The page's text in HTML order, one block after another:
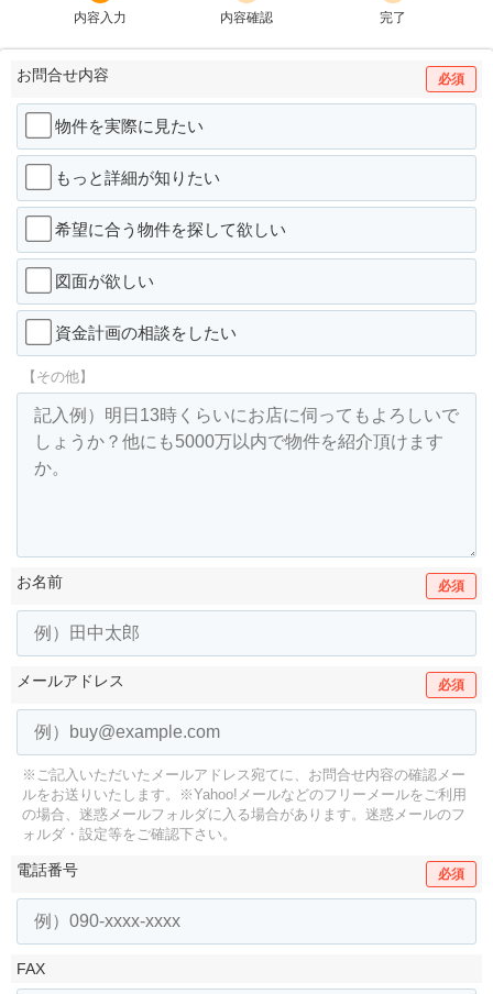
内容入力
内容確認
完了
お問合せ内容 必須
物件を実際に見たい
もっと詳細が知りたい
希望に合う物件を探して欲しい
図面が欲しい
資金計画の相談をしたい
【その他】
お名前 必須
メールアドレス 必須
※ご記入いただいたメールアドレス宛てに、お問合せ内容の確認メー
ルをお送りいたします。
※Yahoo!メールなどのフリーメールをご利用
の場合、迷惑メールフォルダに入る場合があります。 迷惑メールのフ
ォルダ・設定等をご確認下さい。
電話番号 必須
FAX